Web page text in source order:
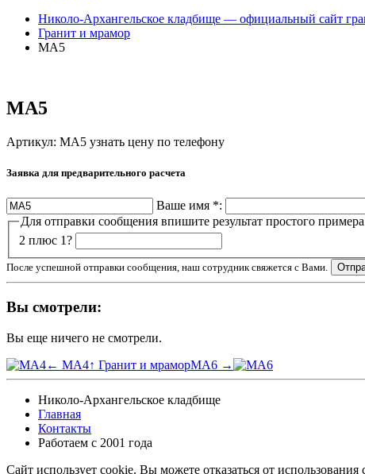
Николо-Архангельское кладбище — официальный сайт
Гранит и мрамор
МА5
МА5
Артикул: МА5 узнать цену по телефону
Заявка для предварительного расчета
Ваше имя *:
Для отправки сообщения впишите результат простого примера
2 плюс 1?
После успешной отправки сообщения, наш сотрудник свяжется с Вами.
Вы смотрели:
Вы еще ничего не смотрели.
← МА4↑ Гранит и мраморМА6 →
Николо-Архангельское кладбище
Главная
Контакты
Работаем с 2001 года
Сайт использует cookie. Вы можете отказаться от